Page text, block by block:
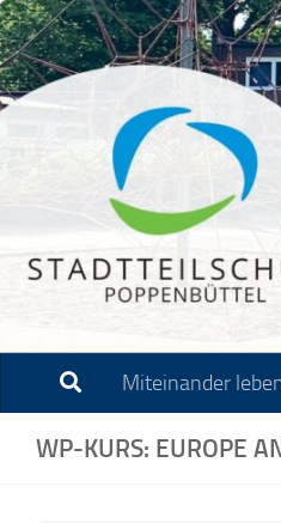
Zum Inhalt springen
Miteinander
WP-KURS: EUROPE